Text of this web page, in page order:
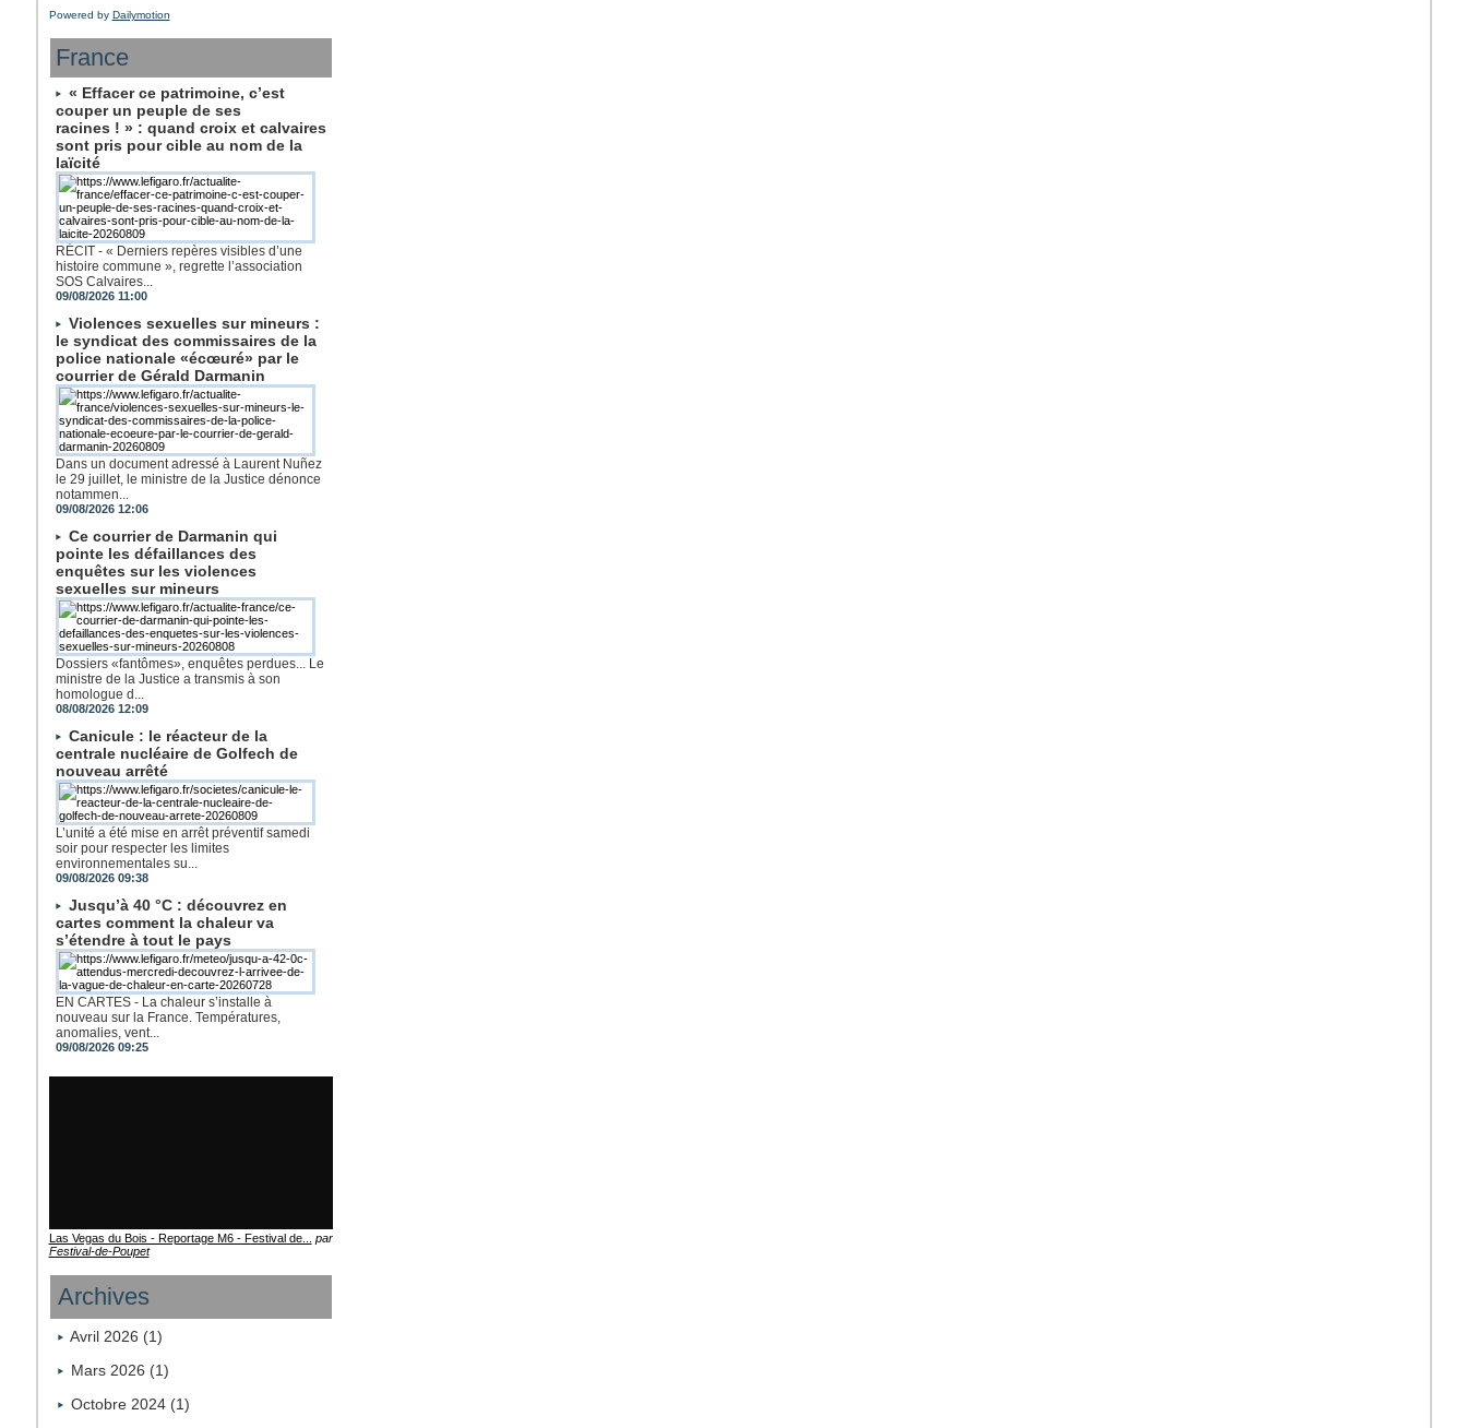
Powered by Dailymotion
France
« Effacer ce patrimoine, c’est
couper un peuple de ses
racines ! » : quand croix et calvaires
sont pris pour cible au nom de la
laïcité
RÉCIT - « Derniers repères visibles d’une
histoire commune », regrette l’association
SOS Calvaires...
09/08/2026 11:00
Violences sexuelles sur mineurs :
le syndicat des commissaires de la
police nationale «écœuré» par le
courrier de Gérald Darmanin
Dans un document adressé à Laurent Nuñez
le 29 juillet, le ministre de la Justice dénonce
notammen...
09/08/2026 12:06
Ce courrier de Darmanin qui
pointe les défaillances des
enquêtes sur les violences
sexuelles sur mineurs
Dossiers «fantômes», enquêtes perdues... Le
ministre de la Justice a transmis à son
homologue d...
08/08/2026 12:09
Canicule : le réacteur de la
centrale nucléaire de Golfech de
nouveau arrêté
L’unité a été mise en arrêt préventif samedi
soir pour respecter les limites
environnementales su...
09/08/2026 09:38
Jusqu’à 40 °C : découvrez en
cartes comment la chaleur va
s’étendre à tout le pays
EN CARTES - La chaleur s’installe à
nouveau sur la France. Températures,
anomalies, vent...
09/08/2026 09:25
Las Vegas du Bois - Reportage M6 - Festival de...
par
Festival-de-Poupet
Archives
Avril 2026 (1)
Mars 2026 (1)
Octobre 2024 (1)